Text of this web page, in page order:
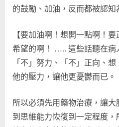
的鼓勵、加油，反而都被認知
【要加油啊！想開一點啊！
希望的啊！ ….. 這些話聽在病
「不」努力、「不」正向、
他的壓力，讓他更憂鬱而已。
所以必須先用藥物治療，讓
到思維能力恢復到一定程度